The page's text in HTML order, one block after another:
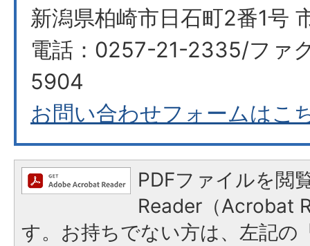
新潟県柏崎市日石町2番1号
電話：0257-21-2335/ファ
5904
お問い合わせフォームはこ
PDFファイルを閲
Reader（Acrobat
す。お持ちでない方は、左記の